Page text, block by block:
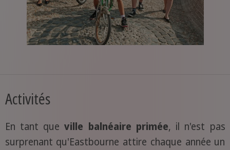
Activités
En tant queville balnéaire primée, il n'est pas
surprenant qu'Eastbourne attire chaque année un